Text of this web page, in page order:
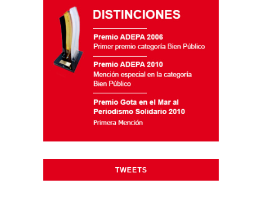
TWEETS